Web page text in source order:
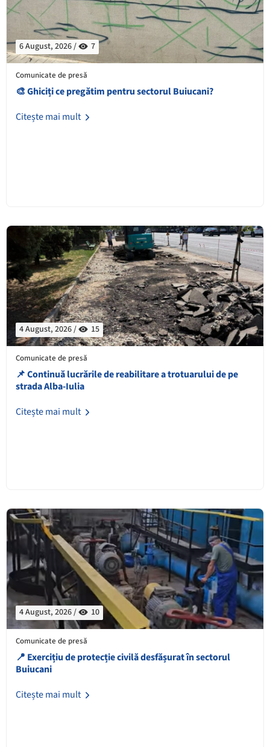
6 August, 2026 / 7
Comunicate de presă
🎨 Ghiciți ce pregătim pentru sectorul Buiucani?
Citește mai mult
4 August, 2026 / 15
Comunicate de presă
📌 Continuă lucrările de reabilitare a trotuarului de pe
strada Alba-Iulia
Citește mai mult
4 August, 2026 / 10
Comunicate de presă
📍 Exercițiu de protecție civilă desfășurat în sectorul
Buiucani
Citește mai mult